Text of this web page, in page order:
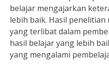
belajar mengajarkan
lebih baik. Hasil
yang terlibat dalam
hasil belajar yang lebih
yang mengalami